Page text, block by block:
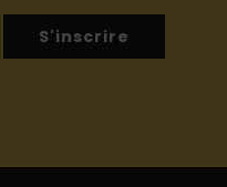
S'inscrire